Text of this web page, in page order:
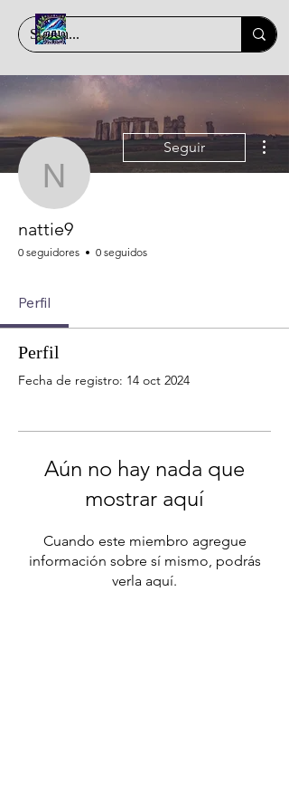
nattie9
Seguir
nattie9
0 seguidores 0 seguidos
Perfil
Perfil
Fecha de registro: 14 oct 2024
Aún no hay nada que
mostrar aquí
Cuando este miembro agregue
información sobre sí mismo, podrás
verla aquí.